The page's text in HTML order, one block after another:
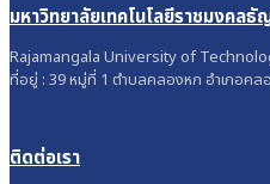
มหาวิทยาลัยเทคโนโลยีราชมงคลธั
Rajamangala University of
ที่อยู่ : 39 หมู่ที่ 1 ตำบลคลองหก อำเภอค
ติดต่อเรา